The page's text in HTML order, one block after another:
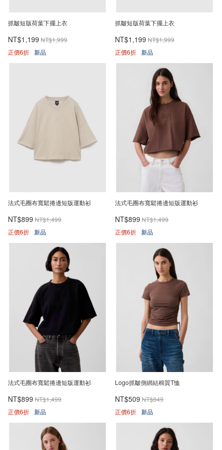
抓皺短版荷葉下擺上衣
NT$1,199 NT$1,999
正價6折 新品
抓皺短版荷葉下擺上衣
NT$1,199 NT$1,999
正價6折 新品
法式毛圈布寬鬆捲邊短版運動衫
NT$899 NT$1,499
正價6折 新品
法式毛圈布寬鬆捲邊短版運動衫
NT$899 NT$1,499
正價6折 新品
法式毛圈布寬鬆捲邊短版運動衫
NT$899 NT$1,499
正價6折 新品
Logo抓皺側綁結棉質T恤
NT$509 NT$849
正價6折 新品